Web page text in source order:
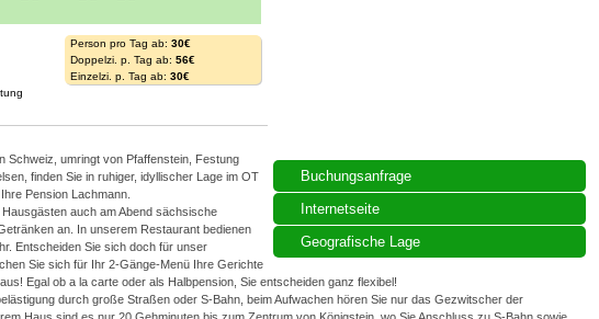
Buchungsanfrage
Internetseite
Geografische Lage
Person pro Tag ab: 30€
Doppelzi. p. Tag ab: 56€
Einzelzi. p. Tag ab: 30€
Schweiz, umringt von Pfaffenstein, Festung
finden Sie in ruhiger, idyllischer Lage im OT
Pension Lachmann.
auch am Abend sächsische
an. In unserem Restaurant bedienen
Entscheiden Sie sich doch für unser
Sie sich für Ihr 2-Gänge-Menü Ihre Gerichte
Egal ob a la carte oder als Halbpension, Sie entscheiden ganz flexibel!
durch große Straßen oder S-Bahn, beim Aufwachen hören Sie nur das Gezwitscher der